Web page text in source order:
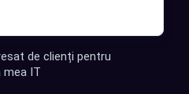
de clienți pentru
mea IT